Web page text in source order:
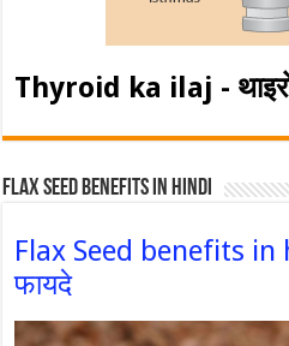
Thyroid ka ilaj -
Flax Seed Benefits in hindi
Flax Seed benefits
फायदे